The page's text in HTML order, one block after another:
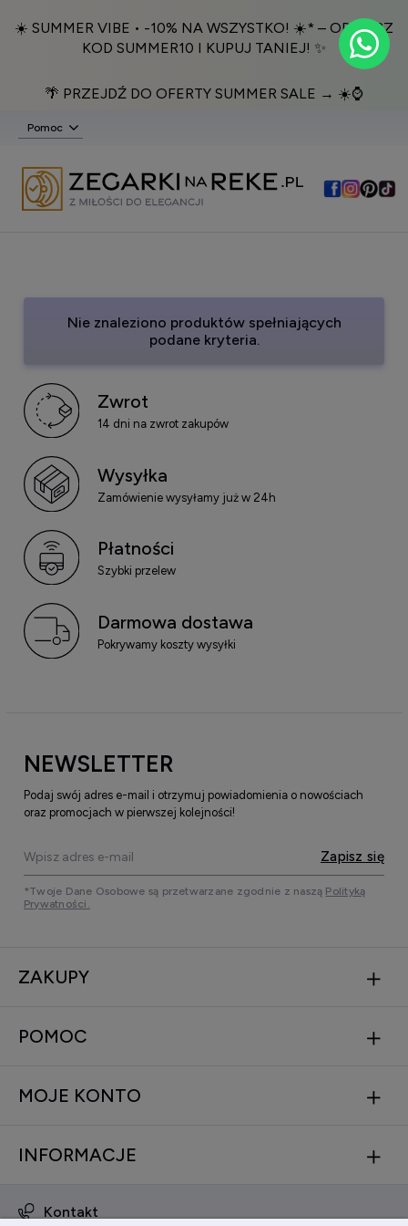
☀️ SUMMER VIBE • -10% NA WSZYSTKO! ☀️* – ODBIERZ
KOD SUMMER10 I KUPUJ TANIEJ! ✨
🌴 PRZEJDŹ DO OFERTY SUMMER SALE → ☀️⌚️
Pomoc
Nie znaleziono produktów spełniających
podane kryteria.
Zwrot
14 dni na zwrot zakupów
Wysyłka
Zamówienie wysyłamy już w 24h
Płatności
Szybki przelew
Darmowa dostawa
Pokrywamy koszty wysyłki
NEWSLETTER
Podaj swój adres e-mail i otrzymuj powiadomienia o nowościach
oraz promocjach w pierwszej kolejności!
Zapisz się
*Twoje Dane Osobowe są przetwarzane zgodnie z naszą Polityką
Prywatności.
ZAKUPY
POMOC
MOJE KONTO
INFORMACJE
Kontakt